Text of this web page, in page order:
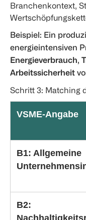
Branchenkontext,
Beispiel: Ein
energieintensiven
Energieverbrauch,
Arbeitssicherheit
Schritt 3: Matching
VSME-Angabe
B1: Allgemeine
B2: